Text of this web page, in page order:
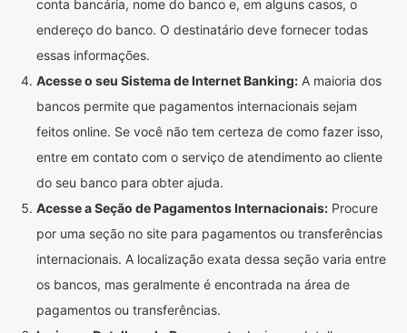
conta bancária, nome do banco e, em alguns casos, o
endereço do banco. O destinatário deve fornecer todas
essas informações.
Acesse o seu Sistema de Internet Banking: A maioria dos
bancos permite que pagamentos internacionais sejam
feitos online. Se você não tem certeza de como fazer isso,
entre em contato com o serviço de atendimento ao cliente
do seu banco para obter ajuda.
Acesse a Seção de Pagamentos Internacionais: Procure
por uma seção no site para pagamentos ou transferências
internacionais. A localização exata dessa seção varia entre
os bancos, mas geralmente é encontrada na área de
pagamentos ou transferências.